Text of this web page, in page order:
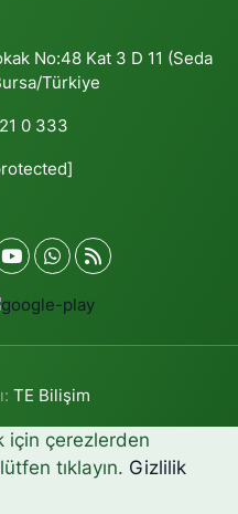
No:48 Kat 3 D 11 (Seda
Türkiye
0 333
TE Bilişim
için çerezlerden
tıklayın. Gizlilik